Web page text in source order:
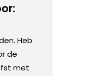
Heb
de
met